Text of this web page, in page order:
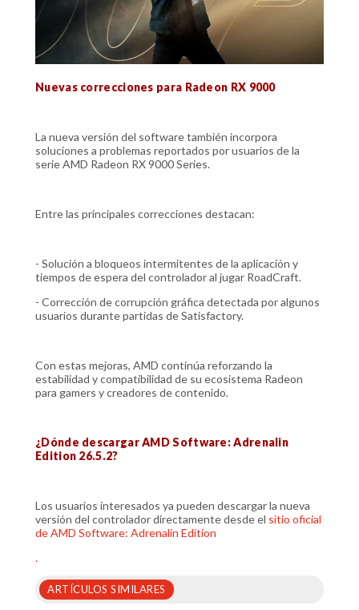
Nuevas correcciones para Radeon RX 9000
La nueva versión del software también incorpora
soluciones a problemas reportados por usuarios de la
serie AMD Radeon RX 9000 Series.
Entre las principales correcciones destacan:
- Solución a bloqueos intermitentes de la aplicación y
tiempos de espera del controlador al jugar RoadCraft.
- Corrección de corrupción gráfica detectada por algunos
usuarios durante partidas de Satisfactory.
Con estas mejoras, AMD continúa reforzando la
estabilidad y compatibilidad de su ecosistema Radeon
para gamers y creadores de contenido.
¿Dónde descargar AMD Software: Adrenalin
Edition 26.5.2?
Los usuarios interesados ya pueden descargar la nueva
versión del controlador directamente desde el sitio oficial
de AMD Software: Adrenalin Edition
.
ARTÍCULOS SIMILARES